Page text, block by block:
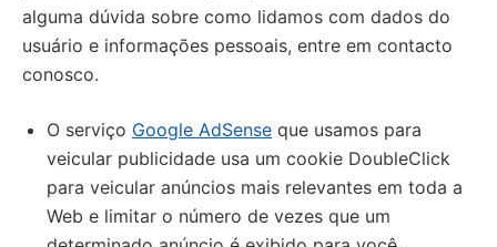
alguma dúvida sobre como lidamos com dados do
usuário e informações pessoais, entre em contacto
conosco.
O serviço Google AdSense que usamos para
veicular publicidade usa um cookie DoubleClick
para veicular anúncios mais relevantes em toda a
Web e limitar o número de vezes que um